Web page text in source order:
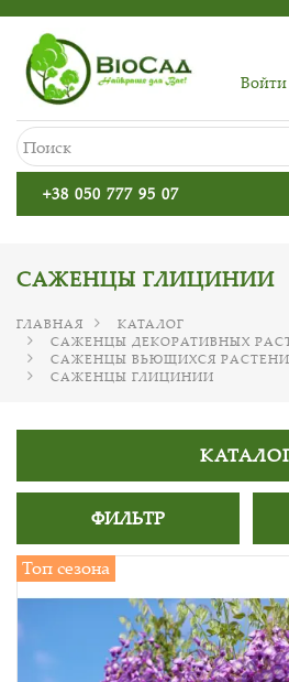
Войти
+38 050 777 95 07
САЖЕНЦЫ ГЛИЦИНИИ
ГЛАВНАЯ
КАТАЛОГ
САЖЕНЦЫ ДЕКОРАТИВНЫХ
САЖЕНЦЫ ВЬЮЩИХСЯ
САЖЕНЦЫ ГЛИЦИНИИ
ФИЛЬТР
Топ сезона